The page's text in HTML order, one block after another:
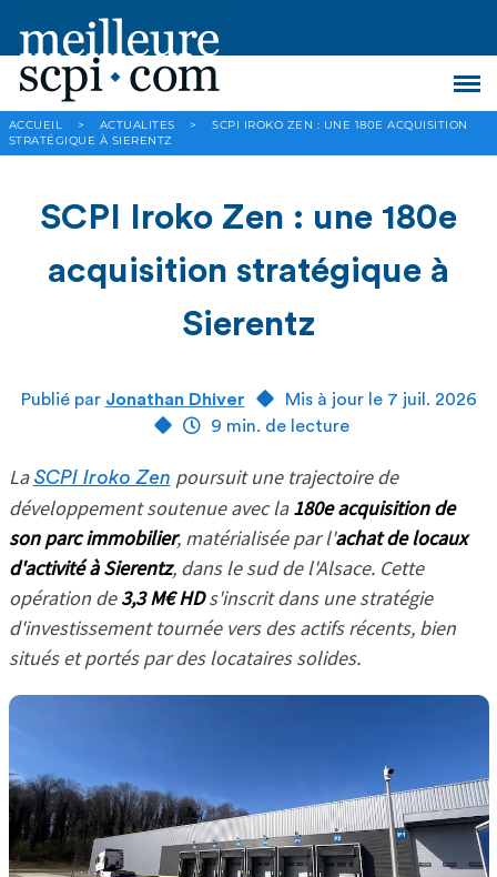
ACCUEIL > ACTUALITES >
SCPI IROKO ZEN : UNE 180E ACQUISITION
STRATÉGIQUE À SIERENTZ
SCPI Iroko Zen : une 180e
acquisition stratégique à
Sierentz
Publié par Jonathan Dhiver
Mis à jour le 7 juil. 2026
9 min. de lecture
La SCPI Iroko Zen poursuit une trajectoire de
développement soutenue avec la180e acquisition de
son parc immobilier, matérialisée par l'achat de locaux
d'activité à Sierentz, dans le sud de l'Alsace. Cette
opération de3,3 M€ HDs'inscrit dans une stratégie
d'investissement tournée vers des actifs récents, bien
situés et portés par des locataires solides.